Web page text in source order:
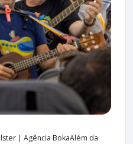
| Agência BokaAlém da